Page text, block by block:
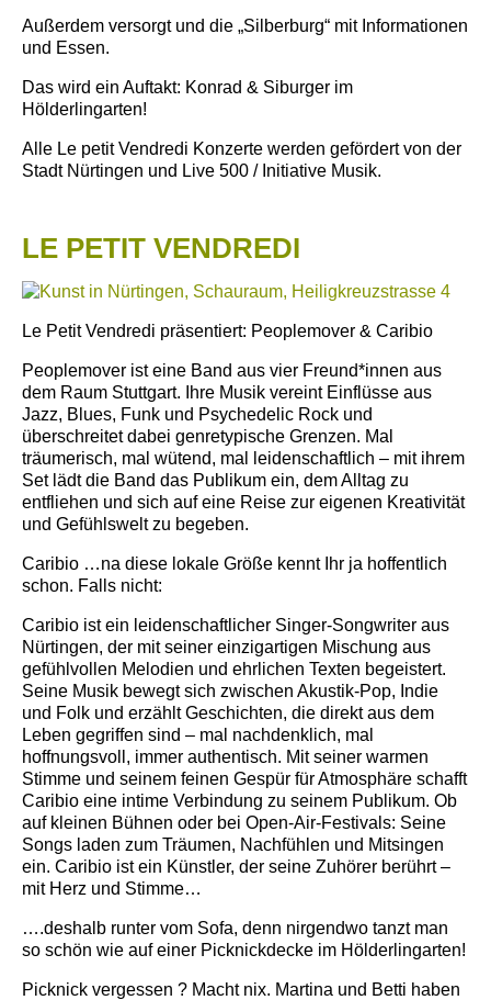
Außerdem versorgt und die „Silberburg“ mit Informationen
und Essen.
Das wird ein Auftakt: Konrad & Siburger im
Hölderlingarten!
Alle Le petit Vendredi Konzerte werden gefördert von der
Stadt Nürtingen und Live 500 / Initiative Musik.
LE PETIT VENDREDI
Le Petit Vendredi präsentiert: Peoplemover & Caribio
Peoplemover ist eine Band aus vier Freund*innen aus
dem Raum Stuttgart. Ihre Musik vereint Einflüsse aus
Jazz, Blues, Funk und Psychedelic Rock und
überschreitet dabei genretypische Grenzen. Mal
träumerisch, mal wütend, mal leidenschaftlich – mit ihrem
Set lädt die Band das Publikum ein, dem Alltag zu
entfliehen und sich auf eine Reise zur eigenen Kreativität
und Gefühlswelt zu begeben.
Caribio …na diese lokale Größe kennt Ihr ja hoffentlich
schon. Falls nicht:
Caribio ist ein leidenschaftlicher Singer-Songwriter aus
Nürtingen, der mit seiner einzigartigen Mischung aus
gefühlvollen Melodien und ehrlichen Texten begeistert.
Seine Musik bewegt sich zwischen Akustik-Pop, Indie
und Folk und erzählt Geschichten, die direkt aus dem
Leben gegriffen sind – mal nachdenklich, mal
hoffnungsvoll, immer authentisch. Mit seiner warmen
Stimme und seinem feinen Gespür für Atmosphäre schafft
Caribio eine intime Verbindung zu seinem Publikum. Ob
auf kleinen Bühnen oder bei Open-Air-Festivals: Seine
Songs laden zum Träumen, Nachfühlen und Mitsingen
ein. Caribio ist ein Künstler, der seine Zuhörer berührt –
mit Herz und Stimme…
….deshalb runter vom Sofa, denn nirgendwo tanzt man
so schön wie auf einer Picknickdecke im Hölderlingarten!
Picknick vergessen ? Macht nix. Martina und Betti haben